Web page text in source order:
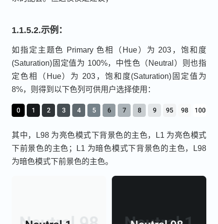
1.1.5.2.示例：
如指定主题色 Primary 色相（Hue）为 203，饱和度
(Saturation)固定值为 100%，中性色（Neutral）则也指
定色相（Hue）为 203，饱和度(Saturation)固定值为
8%，则得到以下色列可供用户选择使用：
其中，L98 为亮色模式下背景色的主色，L1 为亮色模式
下前景色的主色；L1 为暗色模式下背景色的主色，L98
为暗色模式下前景色的主色。